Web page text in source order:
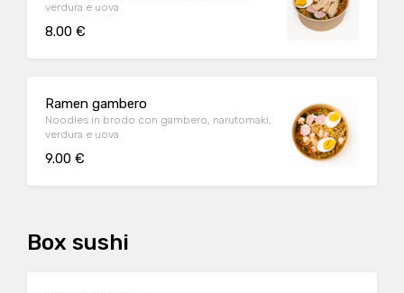
verdura e uova
8.00 €
Ramen gambero
Noodles in brodo con gambero, narutomaki,
verdura e uova
9.00 €
Box sushi